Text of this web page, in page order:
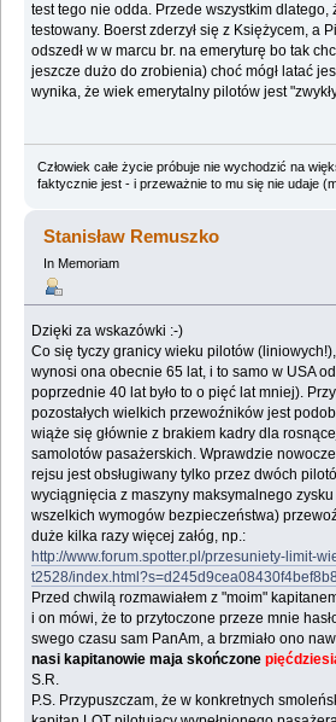
test tego nie odda. Przede wszystkim dlatego,
testowany. Boerst zderzył się z Księżycem, a
odszedł w w marcu br. na emeryturę bo tak
jeszcze dużo do zrobienia) choć mógł latać
wynika, że wiek emerytalny pilotów jest
Człowiek całe życie próbuje nie wychodzić na
faktycznie jest - i przeważnie to mu się nie udaje
Stanisław Remuszko
In Memoriam
Dzięki za wskazówki :-)
Co się tyczy granicy wieku pilotów
wynosi ona obecnie 65 lat, i to samo w USA
poprzednie 40 lat było to o pięć lat mniej).
pozostałych wielkich przewoźników jest
wiąże się głównie z brakiem kadry dla
samolotów pasażerskich. Wprawdzie
rejsu jest obsługiwany tylko przez dwóch
wyciągnięcia z maszyny maksymalnego
wszelkich wymogów bezpieczeństwa)
duże kilka razy więcej załóg, np.:
http://www.forum.spotter.pl/przesuniety-limit-
t2528/
Przed chwilą rozmawiałem z "moim"
i on mówi, że to przytoczone przeze mnie
swego czasu sam PanAm, a brzmiało ono
nasi kapitanowie maja skończone
S.R.
P.S. Przypuszczam, że w konkretnych